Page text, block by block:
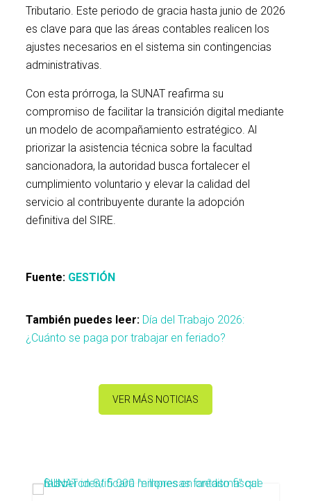
Tributario. Este periodo de gracia hasta junio de 2026
es clave para que las áreas contables realicen los
ajustes necesarios en el sistema sin contingencias
administrativas.
Con esta prórroga, la SUNAT reafirma su
compromiso de facilitar la transición digital mediante
un modelo de acompañamiento estratégico. Al
priorizar la asistencia técnica sobre la facultad
sancionadora, la autoridad busca fortalecer el
cumplimiento voluntario y elevar la calidad del
servicio al contribuyente durante la adopción
definitiva del SIRE.
Fuente: GESTIÓN
También puedes leer: Día del Trabajo 2026:
¿Cuánto se paga por trabajar en feriado?
VER MÁS NOTICIAS